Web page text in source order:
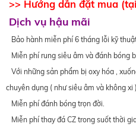
>> Hướng dẫn đặt mua
Dịch vụ hậu mãi
Bảo hành miễn phí 6 tháng lỗi kỹ
Miễn phí rung siêu âm và đánh bóng
Với những sản phẩm bị oxy hóa ,
chuyên dụng ( như siêu âm và không
Miễn phí đánh bóng trọn đời.
Miễn phí thay đá CZ trong suốt thời